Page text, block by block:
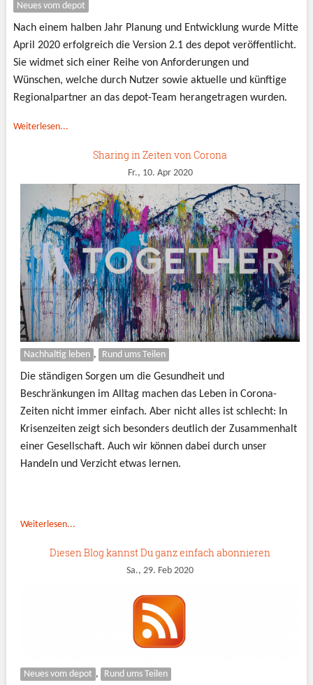
Neues vom depot
Nach einem halben Jahr Planung und Entwicklung wurde Mitte
April 2020 erfolgreich die Version 2.1 des depot veröffentlicht.
Sie widmet sich einer Reihe von Anforderungen und
Wünschen, welche durch Nutzer sowie aktuelle und künftige
Regionalpartner an das depot-Team herangetragen wurden.
Weiterlesen...
Sharing in Zeiten von Corona
Fr., 10. Apr 2020
Nachhaltig leben , Rund ums Teilen
Die ständigen Sorgen um die Gesundheit und
Beschränkungen im Alltag machen das Leben in Corona-
Zeiten nicht immer einfach. Aber nicht alles ist schlecht: In
Krisenzeiten zeigt sich besonders deutlich der Zusammenhalt
einer Gesellschaft. Auch wir können dabei durch unser
Handeln und Verzicht etwas lernen.
Weiterlesen...
Diesen Blog kannst Du ganz einfach abonnieren
Sa., 29. Feb 2020
Neues vom depot , Rund ums Teilen